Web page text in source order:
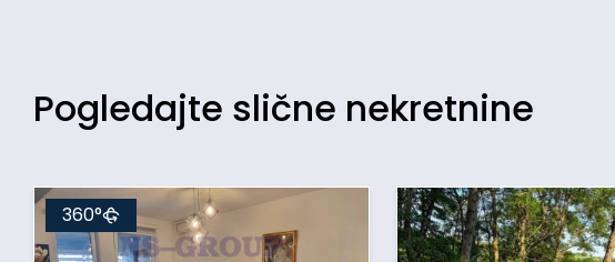
Pogledajte slične nekretnine
360°